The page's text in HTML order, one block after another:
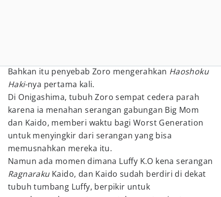
Bahkan itu penyebab Zoro mengerahkan Haoshoku
Haki-nya pertama kali.
Di Onigashima, tubuh Zoro sempat cedera parah
karena ia menahan serangan gabungan Big Mom
dan Kaido, memberi waktu bagi Worst Generation
untuk menyingkir dari serangan yang bisa
memusnahkan mereka itu.
Namun ada momen dimana Luffy K.O kena serangan
Ragnaraku Kaido, dan Kaido sudah berdiri di dekat
tubuh tumbang Luffy, berpikir untuk